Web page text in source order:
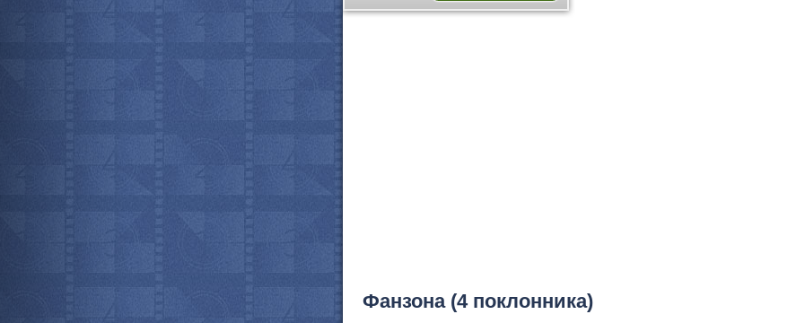
Фанзона (4 поклонника)